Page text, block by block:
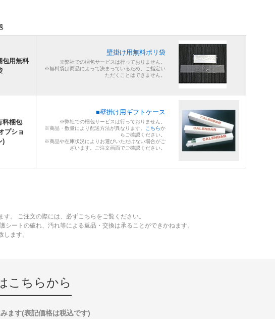
包用無料
壁掛け用無料ポリ袋
※弊社での梱包サービスは行っておりません。
※無料袋は商品によって決まっているため、ご指定い
ただくことはできません。
料梱包
プショ
)
■壁掛け用ギフトケース
※弊社での梱包サービスは行っておりません。
※商品・数量により配送方法が異なります。
こちらか
らご確認ください。
※商品や在庫状況によりお選びいただけない場合がご
ざいます。ご注文画面でご確認ください。
。 ご注文の際には、必ずこちらをご覧ください。
ートの破れ、汚れ等による返品・交換は承ることができかねます。
ます。
こちらから
ます(表記価格は税込です)